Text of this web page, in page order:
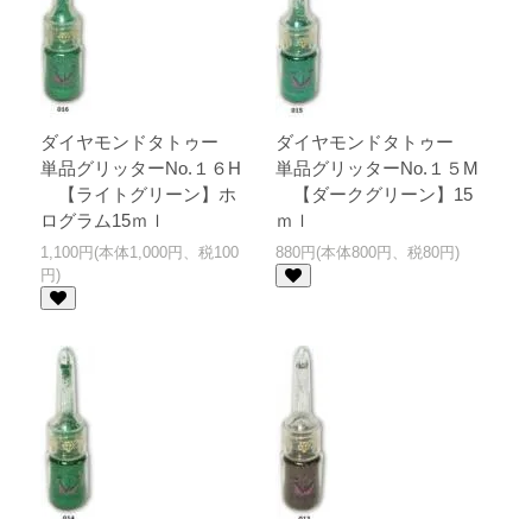
ダイヤモンドタトゥー
単品グリッターNo.１６H
【ライトグリーン】ホ
ログラム15ｍｌ
1,100円(本体1,000円、税100
円)
ダイヤモンドタトゥー
単品グリッターNo.１５M
【ダークグリーン】15
ｍｌ
880円(本体800円、税80円)